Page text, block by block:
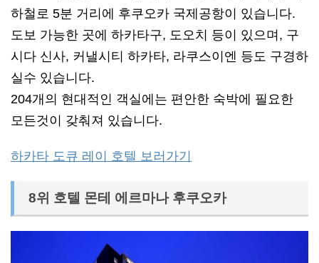
하철로 5분 거리에 후쿠오카 국제공항이 있습니다.
도보 가능한 곳에 하카타구, 도오치 등이 있으며, 구
시다 신사, 커낼시티 하카타, 라쿠스이엔 등도 구경하
실수 있습니다.
204개의 현대적인 객실에는 편안한 숙박에 필요한
모든것이 갖춰져 있습니다.
하카타 도큐 레이 호텔 보러가기
8위 호텔 몬테 에르마나 후쿠오카